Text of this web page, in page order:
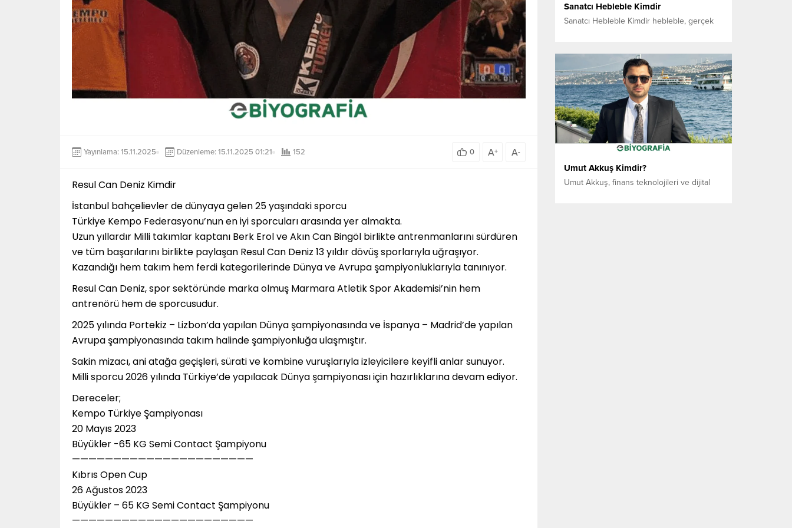
Yayınlama: 15.11.2025 Düzenleme: 15.11.2025 01:21 152 0 A+ A-
Resul Can Deniz Kimdir
İstanbul bahçelievler de dünyaya gelen 25 yaşındaki sporcu
Türkiye Kempo Federasyonu’nun en iyi sporcuları arasında yer almakta.
Uzun yıllardır Milli takımlar kaptanı Berk Erol ve Akın Can Bingöl birlikte antrenmanlarını sürdüren
ve tüm başarılarını birlikte paylaşan Resul Can Deniz 13 yıldır dövüş sporlarıyla uğraşıyor.
Kazandığı hem takım hem ferdi kategorilerinde Dünya ve Avrupa şampiyonluklarıyla tanınıyor.
Resul Can Deniz, spor sektöründe marka olmuş Marmara Atletik Spor Akademisi’nin hem
antrenörü hem de sporcusudur.
2025 yılında Portekiz – Lizbon’da yapılan Dünya şampiyonasında ve İspanya – Madrid’de yapılan
Avrupa şampiyonasında takım halinde şampiyonluğa ulaşmıştır.
Sakin mizacı, ani atağa geçişleri, sürati ve kombine vuruşlarıyla izleyicilere keyifli anlar sunuyor.
Milli sporcu 2026 yılında Türkiye’de yapılacak Dünya şampiyonası için hazırlıklarına devam ediyor.
Dereceler;
Kempo Türkiye Şampiyonası
20 Mayıs 2023
Büyükler -65 KG Semi Contact Şampiyonu
——————————————————————
Kıbrıs Open Cup
26 Ağustos 2023
Büyükler – 65 KG Semi Contact Şampiyonu
——————————————————————
Sanatcı Hebleble Kimdir
Sanatcı Hebleble Kimdir hebleble, gerçek
yazarıdır. Türk alternatif müzik sahnesine
adım attığı ilk günden bu yana, anonim
kimliği ve derin duygusal anlatımıyla
dikkatleri üzerine çekmiştir. Sanatçının
müziği, klasik pop anlayışının dışında;
varoluş sancısı, içsel çelişkiler ve gençliğin
sessiz isyanı...
Umut Akkuş Kimdir?
Umut Akkuş, finans teknolojileri ve dijital